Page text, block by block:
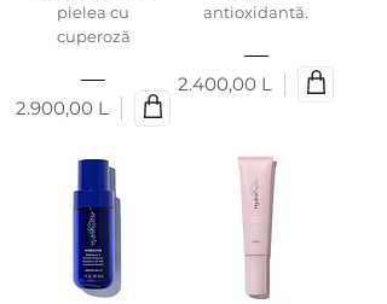
pielea cu
cuperoză
Preț
2.900,00 L
antioxidantă.
Preț
2.400,00 L